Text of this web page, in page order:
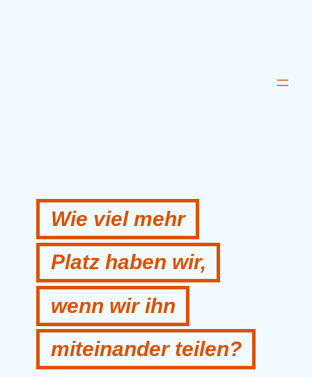
Wie viel mehr
Platz haben wir,
wenn wir ihn
miteinander teilen?